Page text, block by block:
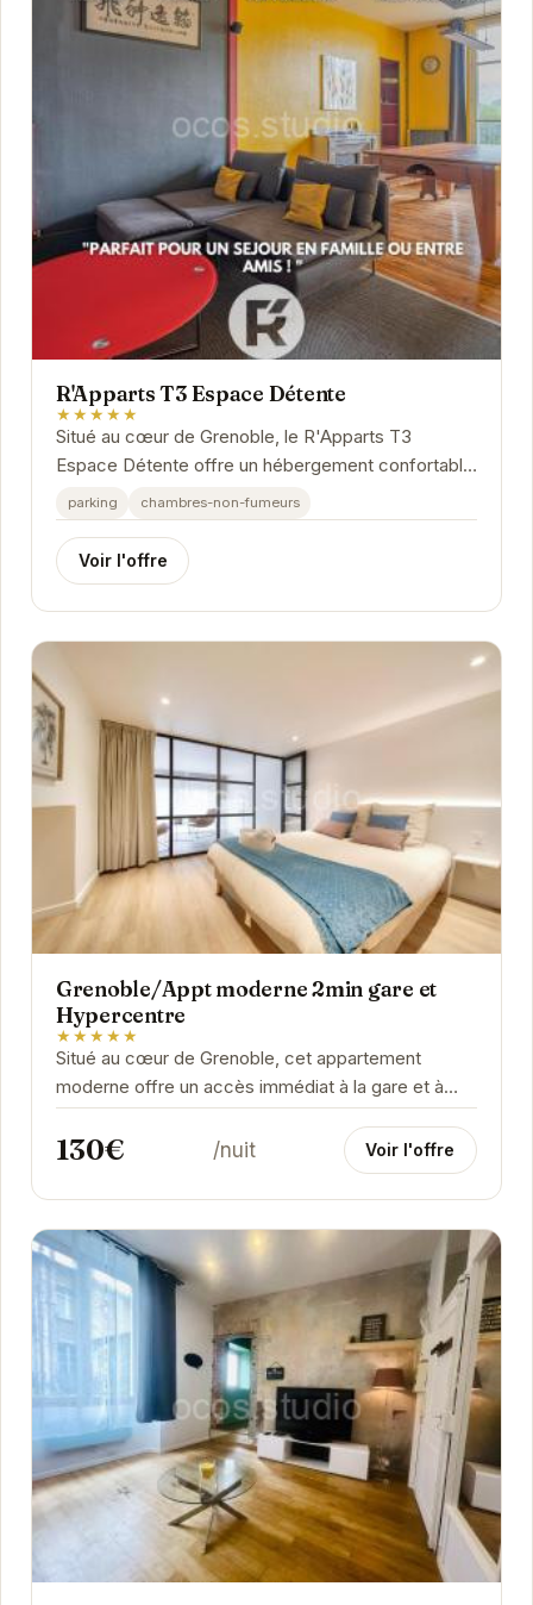
R'Apparts T3 Espace Détente
★★★★★
Situé au cœur de Grenoble, le R'Apparts T3
Espace Détente offre un hébergement confortable
et élégant. Avec ses trois pièces spacieuses, il...
parking chambres-non-fumeurs
Voir l'offre
Grenoble/Appt moderne 2min gare et
Hypercentre
★★★★★
Situé au cœur de Grenoble, cet appartement
moderne offre un accès immédiat à la gare et à
l'hypercentre. Idéal pour les voyageurs d'affaires...
130€ /nuit Voir l'offre